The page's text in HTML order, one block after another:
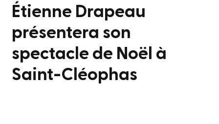
Étienne Drapeau
présentera son
spectacle de Noël à
Saint-Cléophas